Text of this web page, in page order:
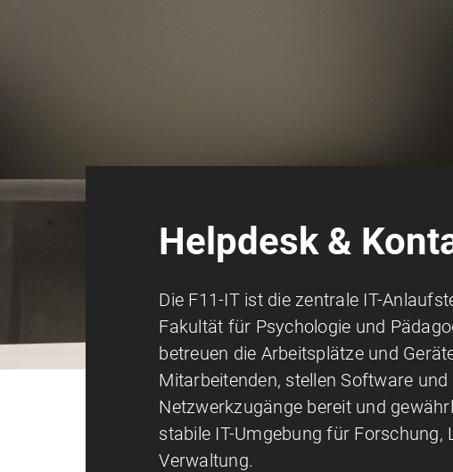
Helpdesk &
Die F11-IT ist die zentrale IT-
Fakultät für Psychologie und
betreuen die Arbeitsplätze und
Mitarbeitenden, stellen Software und
Netzwerkzugänge bereit und
stabile IT-Umgebung für Forschung,
Verwaltung.